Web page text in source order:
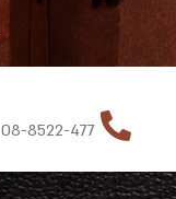
08-8522-477